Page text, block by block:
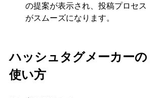
の提案が表示され、投稿プロセス
がスムーズになります。
ハッシュタグメーカーの
使い方